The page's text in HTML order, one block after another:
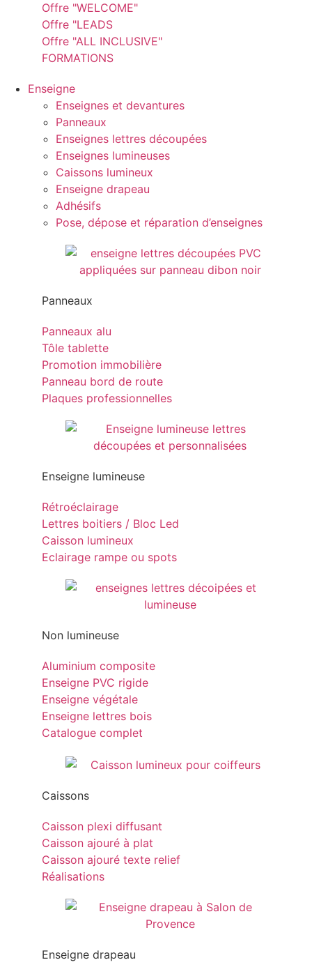
Offre "WELCOME"
Offre "LEADS
Offre "ALL INCLUSIVE"
FORMATIONS
Enseigne
Enseignes et devantures
Panneaux
Enseignes lettres découpées
Enseignes lumineuses
Caissons lumineux
Enseigne drapeau
Adhésifs
Pose, dépose et réparation d’enseignes
Panneaux
Panneaux alu
Tôle tablette
Promotion immobilière
Panneau bord de route
Plaques professionnelles
Enseigne lumineuse
Rétroéclairage
Lettres boitiers / Bloc Led
Caisson lumineux
Eclairage rampe ou spots
Non lumineuse
Aluminium composite
Enseigne PVC rigide
Enseigne végétale
Enseigne lettres bois
Catalogue complet
Caissons
Caisson plexi diffusant
Caisson ajouré à plat
Caisson ajouré texte relief
Réalisations
Enseigne drapeau